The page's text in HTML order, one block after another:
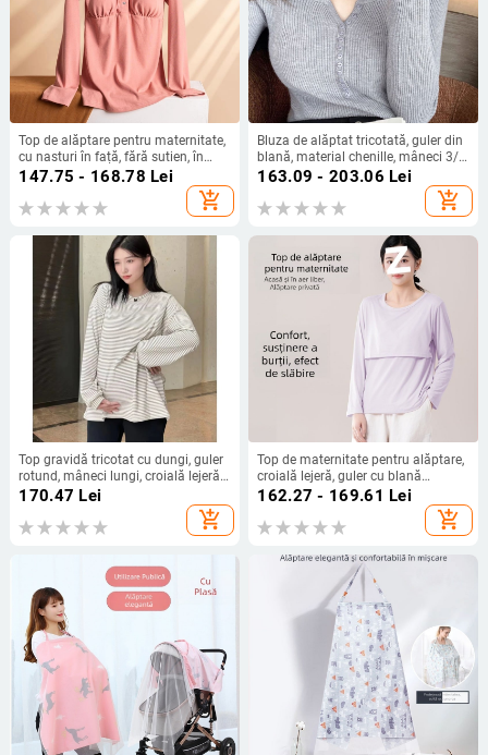
Top de alăptare pentru maternitate,
cu nasturi în față, fără sutien, în
dungă, material gros din bumbac
147.75 - 168.78 Lei
add_shopping_cart
Bluza de alăptat tricotată, guler din
blană, material chenille, mâneci 3/4,
amestec cu elastan
163.09 - 203.06 Lei
add_shopping_cart
Top gravidă tricotat cu dungi, guler
rotund, mâneci lungi, croială lejeră,
lungime medie 65-80 cm, fibră
regenerată de celuloză 50-70% și
acril <30%
170.47 Lei
add_shopping_cart
Top de maternitate pentru alăptare,
croială lejeră, guler cu blană
artificială, mâneci 3/4, material
chenille cu 90–95% spandex
162.27 - 169.61 Lei
add_shopping_cart